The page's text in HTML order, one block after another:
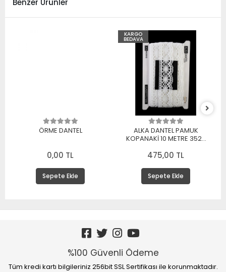
Benzer Ürünler
ÖRME DANTEL
0,00 TL
Sepete Ekle
KARGO
BEDAVA
ALKA DANTEL PAMUK
KOPANAKİ 10 METRE 3520
475,00 TL
Sepete Ekle
%100 Güvenli Ödeme
Tüm kredi kartı bilgileriniz 256bit SSL Sertifikası ile korunmaktadır.